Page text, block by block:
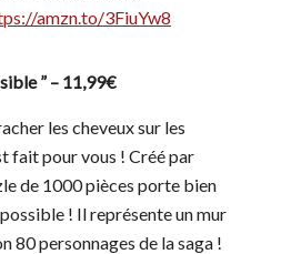
amzn.to/3FiuYw8
” – 11,99€
les cheveux sur les
fait pour vous ! Créé par
de 1000 pièces porte bien
! Il représente un mur
80 personnages de la saga !